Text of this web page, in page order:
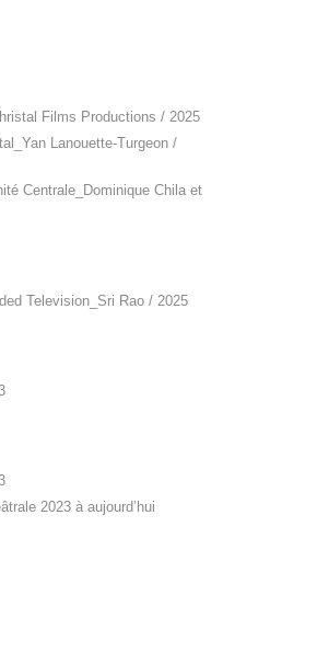
Films Productions / 2025
Lanouette-Turgeon /
Centrale_Dominique Chila et
Television_Sri Rao / 2025
2023 à aujourd’hui